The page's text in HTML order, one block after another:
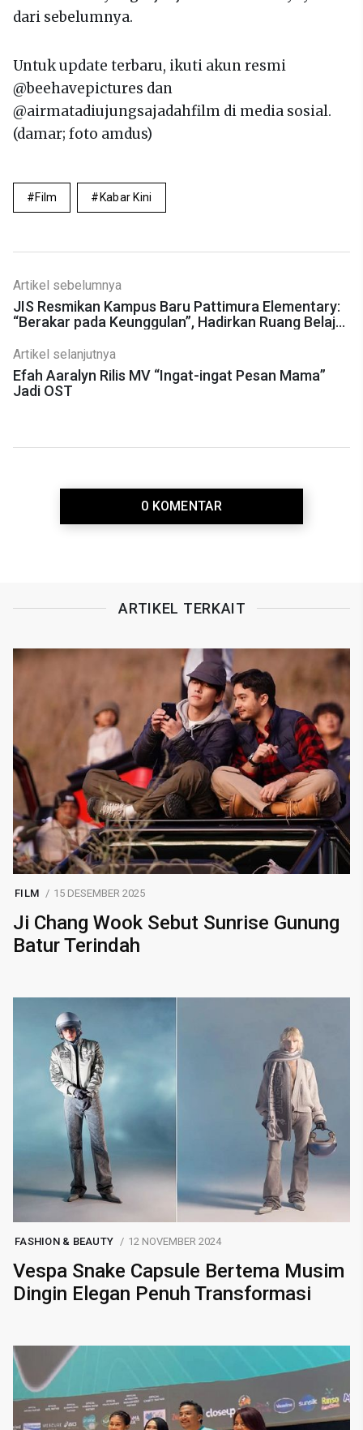
dari sebelumnya.
Untuk update terbaru, ikuti akun resmi
@beehavepictures dan
@airmatadiujungsajadahfilm di media sosial.
(damar; foto amdus)
Film Kabar Kini
Artikel sebelumnya
JIS Resmikan Kampus Baru Pattimura Elementary:
“Berakar pada Keunggulan”, Hadirkan Ruang Belajar
Artikel selanjutnya
Efah Aaralyn Rilis MV “Ingat-ingat Pesan Mama”
Jadi OST
0 KOMENTAR
ARTIKEL TERKAIT
FILM 15 DESEMBER 2025
Ji Chang Wook Sebut Sunrise Gunung
Batur Terindah
FASHION & BEAUTY 12 NOVEMBER 2024
Vespa Snake Capsule Bertema Musim
Dingin Elegan Penuh Transformasi